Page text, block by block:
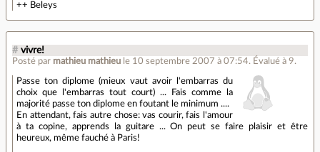
++ Beleys
# vivre!
Posté par mathieu mathieu le 10 septembre 2007 à 07:54. Évalué à 9.
Passe ton diplome (mieux vaut avoir l'embarras du
choix que l'embarras tout court) ... Fais comme la
majorité passe ton diplome en foutant le minimum ....
En attendant, fais autre chose: vas courir, fais l'amour
à ta copine, apprends la guitare ... On peut se faire plaisir et être
heureux, même fauché à Paris!